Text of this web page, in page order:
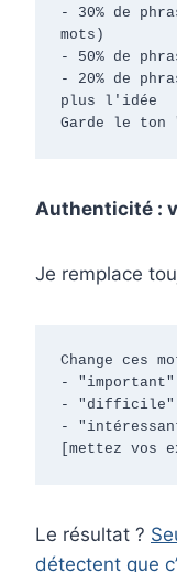
- 30% de
mots)
- 50% de
- 20% de
plus l'idée
Garde le ton
Authenticité :
Je remplace
Change ces
-
- "difficile"
-
[mettez vos
Le résultat ?
détectent que